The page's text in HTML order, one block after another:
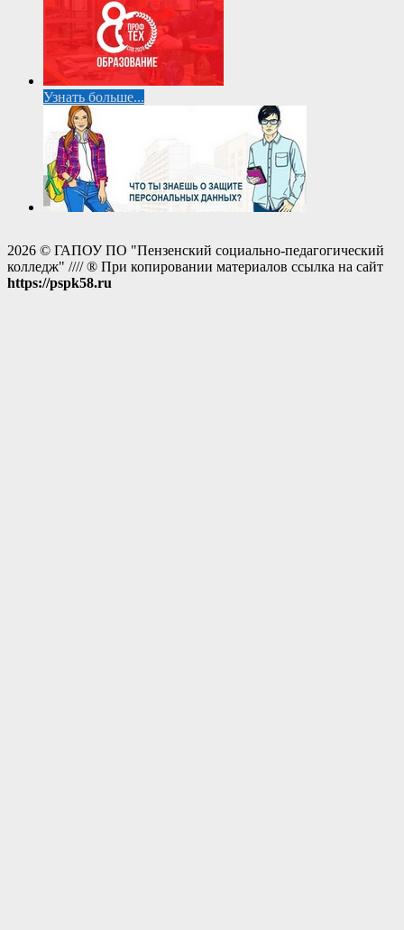
Узнать больше...
2026 © ГАПОУ ПО "Пензенский социально-педагогический
колледж" //// ® При копировании материалов ссылка на сайт
https://pspk58.ru